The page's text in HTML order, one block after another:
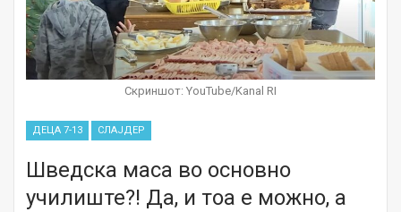
Скриншот: YouTube/Kanal RI
ДЕЦА 7-13 СЛАЈДЕР
Шведска маса во основно
училиште?! Да, и тоа е можно, а